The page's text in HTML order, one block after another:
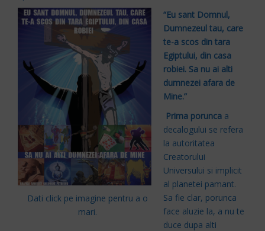
Dati click pe imagine pentru a o
mari.
“Eu sant Domnul,
Dumnezeul tau, care
te-a scos din tara
Egiptului, din casa
robiei. Sa nu ai alti
dumnezei afara de
Mine.”
Prima porunca a
decalogului se refera
la autoritatea
Creatorului
Universului si implicit
al planetei pamant.
Sa fie clar, porunca
face aluzie la, a nu te
duce dupa alti